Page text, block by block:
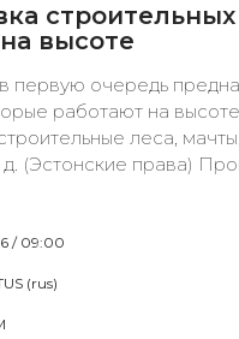
высоте
первую очередь
работают на
леса,
д. (Эстонские права)
/ 09:00
(rus)